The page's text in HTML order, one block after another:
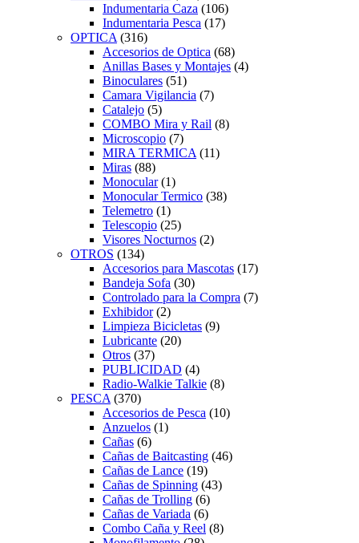
Indumentaria Caza (106)
Indumentaria Pesca (17)
OPTICA (316)
Accesorios de Optica (68)
Anillas Bases y Montajes (4)
Binoculares (51)
Camara Vigilancia (7)
Catalejo (5)
COMBO Mira y Rail (8)
Microscopio (7)
MIRA TERMICA (11)
Miras (88)
Monocular (1)
Monocular Termico (38)
Telemetro (1)
Telescopio (25)
Visores Nocturnos (2)
OTROS (134)
Accesorios para Mascotas (17)
Bandeja Sofa (30)
Controlado para la Compra (7)
Exhibidor (2)
Limpieza Bicicletas (9)
Lubricante (20)
Otros (37)
PUBLICIDAD (4)
Radio-Walkie Talkie (8)
PESCA (370)
Accesorios de Pesca (10)
Anzuelos (1)
Cañas (6)
Cañas de Baitcasting (46)
Cañas de Lance (19)
Cañas de Spinning (43)
Cañas de Trolling (6)
Cañas de Variada (6)
Combo Caña y Reel (8)